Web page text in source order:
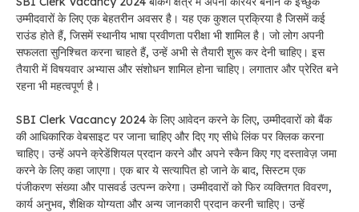
उम्मीदवारों के लिए एक बेहतरीन अवसर है। यह एक कुशल प्रक्रिया है जिसमें कई
राउंड होते हैं, जिसमें स्थानीय भाषा प्रवीणता परीक्षा भी शामिल है। जो लोग अपनी
सफलता सुनिश्चित करना चाहते हैं, उन्हें अभी से तैयारी शुरू कर देनी चाहिए। इस
तैयारी में विषयवार अभ्यास और संशोधन शामिल होना चाहिए। लगातार और प्रेरित बने
रहना भी महत्वपूर्ण है।
SBI Clerk Vacancy 2024 के लिए आवेदन करने के लिए, उम्मीदवारों को बैंक
की आधिकारिक वेबसाइट पर जाना चाहिए और दिए गए सीधे लिंक पर क्लिक करना
चाहिए। उन्हें अपने क्रेडेंशियल प्रदान करने और अपने स्कैन किए गए दस्तावेज़ जमा
करने के लिए कहा जाएगा। एक बार ये सत्यापित हो जाने के बाद, सिस्टम एक
पंजीकरण संख्या और पासवर्ड उत्पन्न करेगा। उम्मीदवारों को फिर व्यक्तिगत विवरण,
कार्य अनुभव, शैक्षिक योग्यता और अन्य जानकारी प्रदान करनी चाहिए। उन्हें